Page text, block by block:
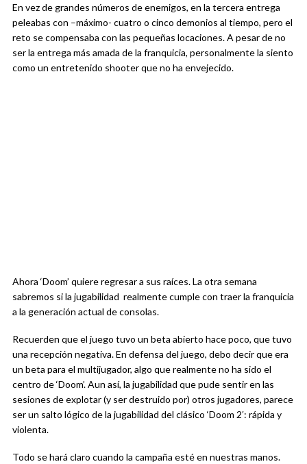
En vez de grandes números de enemigos, en la tercera entrega
peleabas con –máximo- cuatro o cinco demonios al tiempo, pero el
reto se compensaba con las pequeñas locaciones. A pesar de no
ser la entrega más amada de la franquicia, personalmente la siento
como un entretenido shooter que no ha envejecido.
Ahora ‘Doom’ quiere regresar a sus raíces. La otra semana
sabremos si la jugabilidad realmente cumple con traer la franquicia
a la generación actual de consolas.
Recuerden que el juego tuvo un beta abierto hace poco, que tuvo
una recepción negativa. En defensa del juego, debo decir que era
un beta para el multijugador, algo que realmente no ha sido el
centro de ‘Doom’. Aun así, la jugabilidad que pude sentir en las
sesiones de explotar (y ser destruido por) otros jugadores, parece
ser un salto lógico de la jugabilidad del clásico ‘Doom 2′: rápida y
violenta.
Todo se hará claro cuando la campaña esté en nuestras manos.